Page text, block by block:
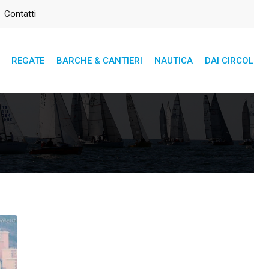
Contatti
REGATE BARCHE & CANTIERI NAUTICA DAI